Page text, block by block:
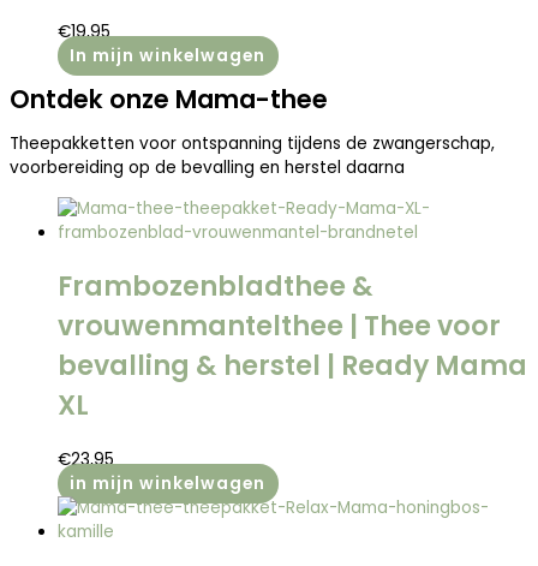
€19,95
In mijn winkelwagen
Ontdek onze Mama-thee
Theepakketten voor ontspanning tijdens de zwangerschap,
voorbereiding op de bevalling en herstel daarna
Frambozenbladthee &
vrouwenmantelthee | Thee voor
bevalling & herstel | Ready Mama
XL
€23,95
in mijn winkelwagen